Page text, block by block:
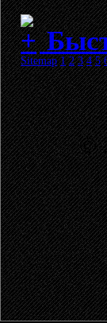
Sitemap 1 2 3 4 5
©